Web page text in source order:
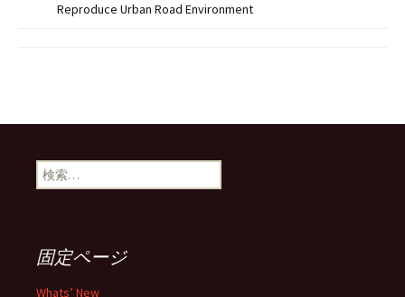
Reproduce Urban Road Environment
検
索:
固定ページ
Whats’ New